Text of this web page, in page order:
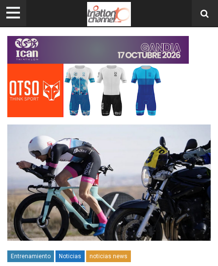
Entrenamiento Noticias noticias news